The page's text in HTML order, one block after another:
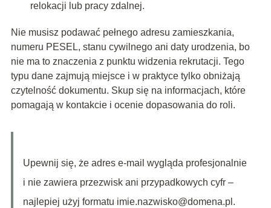
relokacji lub pracy zdalnej.
Nie musisz podawać pełnego adresu zamieszkania,
numeru PESEL, stanu cywilnego ani daty urodzenia, bo
nie ma to znaczenia z punktu widzenia rekrutacji. Tego
typu dane zajmują miejsce i w praktyce tylko obniżają
czytelność dokumentu. Skup się na informacjach, które
pomagają w kontakcie i ocenie dopasowania do roli.
Upewnij się, że adres e‑mail wygląda profesjonalnie
i nie zawiera przezwisk ani przypadkowych cyfr –
najlepiej użyj formatu imie.nazwisko@domena.pl .